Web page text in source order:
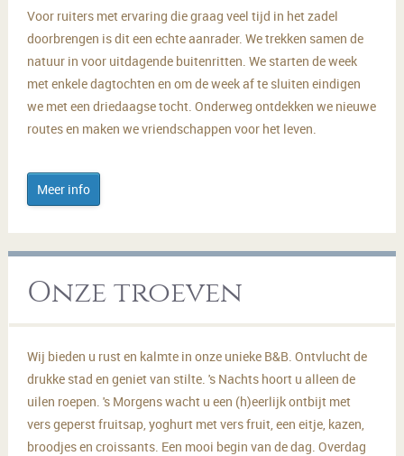
Voor ruiters met ervaring die graag veel tijd in het zadel
doorbrengen is dit een echte aanrader. We trekken samen de
natuur in voor uitdagende buitenritten. We starten de week
met enkele dagtochten en om de week af te sluiten eindigen
we met een driedaagse tocht. Onderweg ontdekken we nieuwe
routes en maken we vriendschappen voor het leven.
Meer info
Onze troeven
Wij bieden u rust en kalmte in onze unieke B&B. Ontvlucht de
drukke stad en geniet van stilte. 's Nachts hoort u alleen de
uilen roepen. 's Morgens wacht u een (h)eerlijk ontbijt met
vers geperst fruitsap, yoghurt met vers fruit, een eitje, kazen,
broodjes en croissants. Een mooi begin van de dag. Overdag